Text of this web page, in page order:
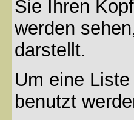
Sie Ihren
werden
darstellt.
Um eine
benutzt